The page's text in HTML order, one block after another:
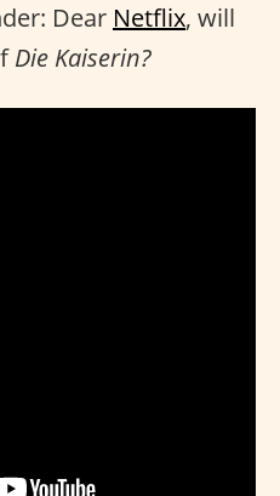
Dear Netflix, will
Die Kaiserin?